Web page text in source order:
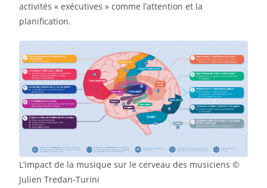
activités « exécutives » comme l’attention et la
planification.
L’impact de la musique sur le cerveau des musiciens ©
Julien Tredan-Turini